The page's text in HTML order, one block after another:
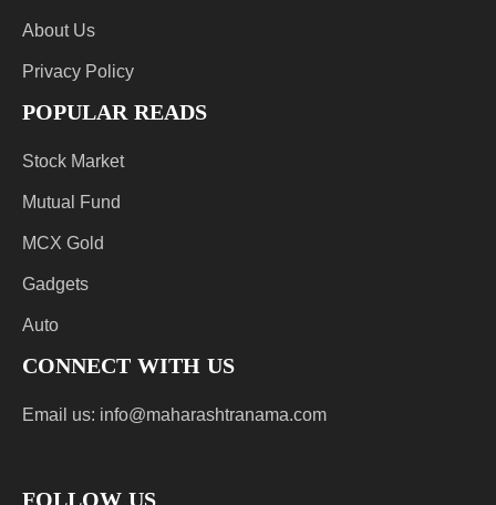
About Us
Privacy Policy
POPULAR READS
Stock Market
Mutual Fund
MCX Gold
Gadgets
Auto
CONNECT WITH US
Email us: info@maharashtranama.com